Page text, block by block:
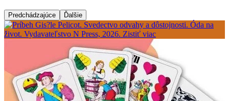
Predchádzajúce Ďalšie